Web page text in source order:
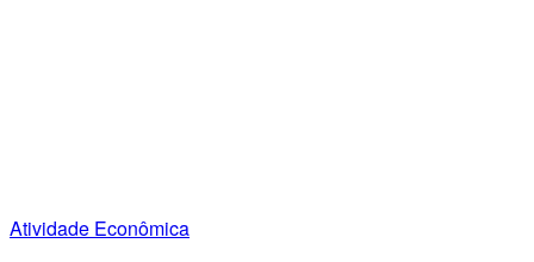
Atividade Econômica